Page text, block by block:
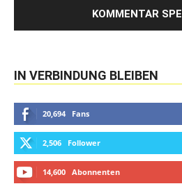
IN VERBINDUNG BLEIBEN
20,694 Fans
2,506 Follower
14,600 Abonnenten